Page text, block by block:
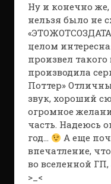
Ну и конечно
нельзя было не
целом
произвел
производила
Поттер»
звук, хороший
огромное
часть. Надеюсь
год…
А еще
впечатление,
во вселенной
>_<